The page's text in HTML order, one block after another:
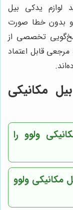
یدکی بیل
و بدون خطا صورت
تخصصی از
قابل اعتماد
مکانیکی
ولوو را
مکانیکی ولوو